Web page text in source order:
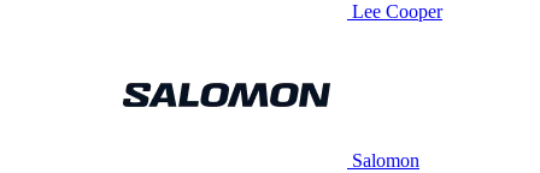
Lee Cooper
Salomon